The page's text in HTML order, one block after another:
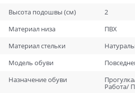
Высота подошвы (см)
2
Материал низа
ПВХ
Материал стельки
Модель обуви
Назначение обуви
Работа/